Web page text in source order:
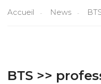
Accueil News
BTS >>